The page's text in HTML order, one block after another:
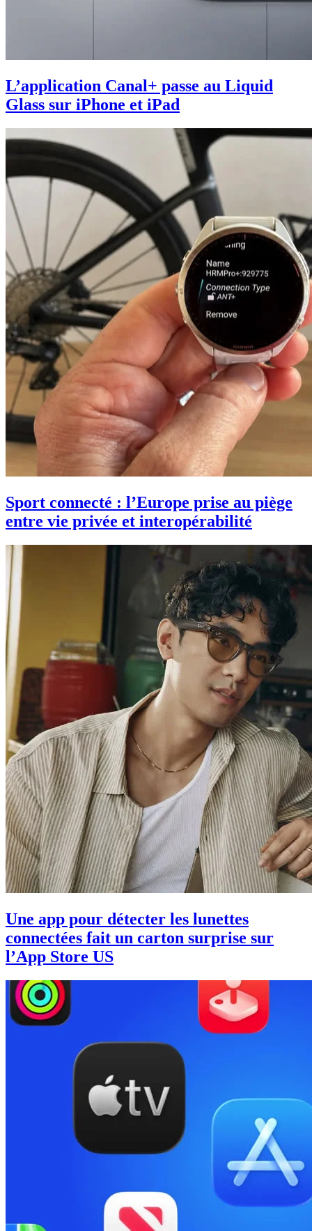
L’application Canal+ passe au Liquid
Glass sur iPhone et iPad
Sport connecté : l’Europe prise au piège
entre vie privée et interopérabilité
Une app pour détecter les lunettes
connectées fait un carton surprise sur
l’App Store US